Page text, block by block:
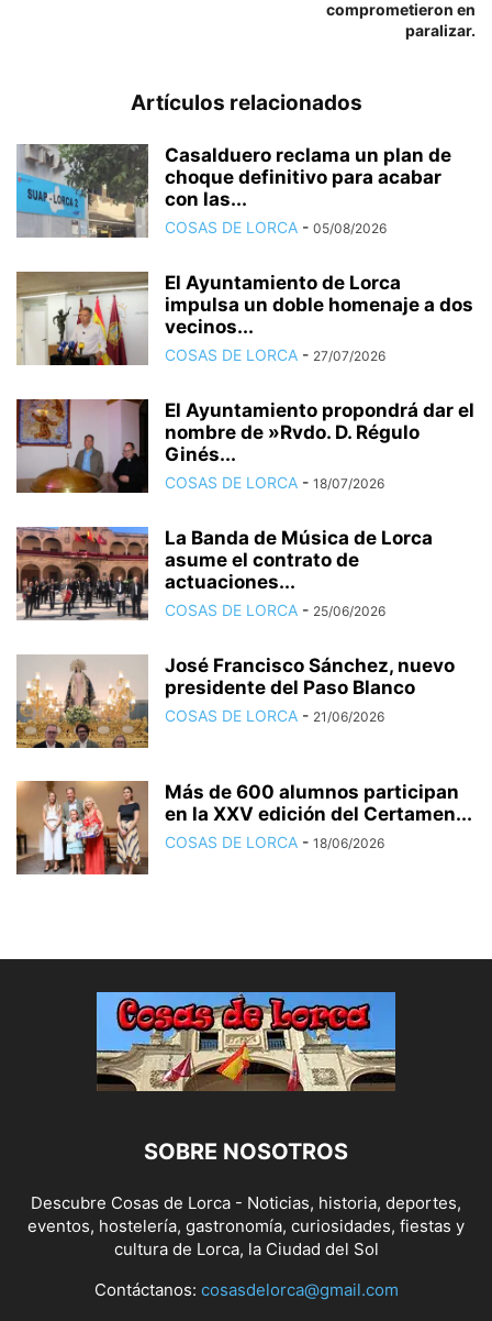
comprometieron en
paralizar.
Artículos relacionados
Casalduero reclama un plan de
choque definitivo para acabar
con las...
COSAS DE LORCA - 05/08/2026
El Ayuntamiento de Lorca
impulsa un doble homenaje a dos
vecinos...
COSAS DE LORCA - 27/07/2026
El Ayuntamiento propondrá dar el
nombre de »Rvdo. D. Régulo
Ginés...
COSAS DE LORCA - 18/07/2026
La Banda de Música de Lorca
asume el contrato de
actuaciones...
COSAS DE LORCA - 25/06/2026
José Francisco Sánchez, nuevo
presidente del Paso Blanco
COSAS DE LORCA - 21/06/2026
Más de 600 alumnos participan
en la XXV edición del Certamen...
COSAS DE LORCA - 18/06/2026
SOBRE NOSOTROS
Descubre Cosas de Lorca - Noticias, historia, deportes,
eventos, hostelería, gastronomía, curiosidades, fiestas y
cultura de Lorca, la Ciudad del Sol
Contáctanos: cosasdelorca@gmail.com